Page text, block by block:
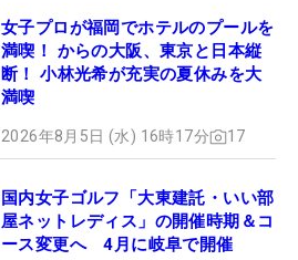
女子プロが福岡でホテルのプールを
満喫！ からの大阪、東京と日本縦
断！ 小林光希が充実の夏休みを大
満喫
2026年8月5日 (水) 16時17分 17
国内女子ゴルフ「大東建託・いい部
屋ネットレディス」の開催時期＆コ
ース変更へ 4月に岐阜で開催